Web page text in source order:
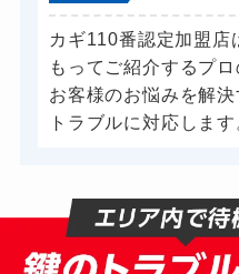
カギ110番認定加盟店
もってご紹介するプロ
お客様のお悩みを解
トラブルに対応します